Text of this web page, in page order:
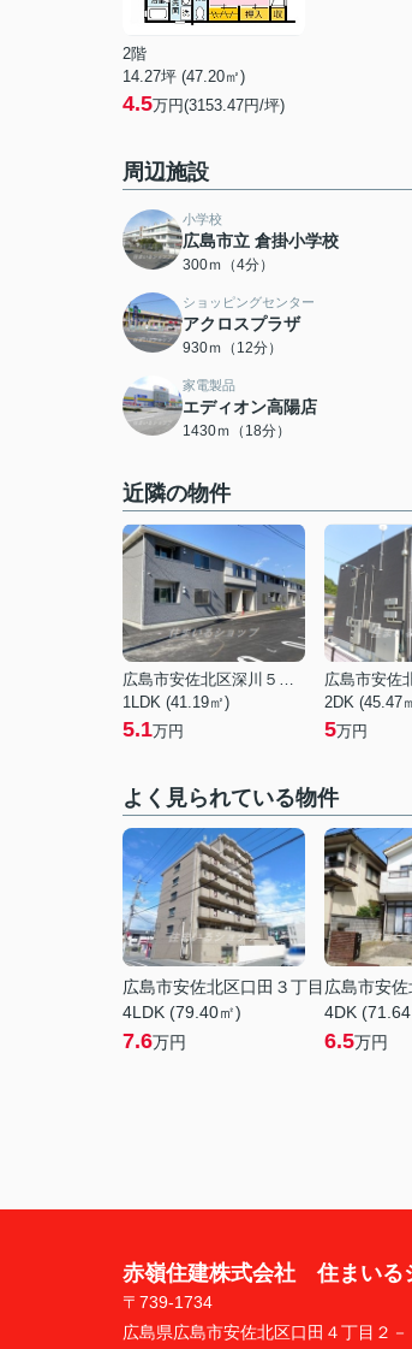
2階
14.27坪 (47.20㎡)
4.5万円(3153.47円/坪)
周辺施設
小学校
広島市立 倉掛小学校
300ｍ（4分）
ショッピングセンター
アクロスプラザ
930ｍ（12分）
家電製品
エディオン高陽店
1430ｍ（18分）
近隣の物件
広島市安佐北区深川５丁目
1LDK (41.19㎡)
5.1万円
2DK (45.47
5万円
よく見られている物件
広島市安佐北区口田３丁目
4LDK (79.40㎡)
7.6万円
広島市安
4DK
6.5万円
赤嶺住建株式会社 住まいる
〒739-1734
広島県広島市安佐北区口田４丁目２－